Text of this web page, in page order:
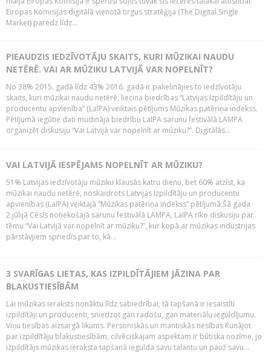
Eiropas Komisijas digitālā vienotā tirgus stratēģija (The Digital Single
Market) paredz līdz...
PIEAUDZIS IEDZĪVOTĀJU SKAITS, KURI MŪZIKAI NAUDU
NETĒRĒ. VAI AR MŪZIKU LATVIJĀ VAR NOPELNĪT?
No 38% 2015. gadā līdz 43% 2016. gadā ir palielinājies to iedzīvotāju
skaits, kuri mūzikai naudu netērē, liecina biedrības “Latvijas Izpildītāju un
producentu apvienība” (LaIPA) veiktais pētījums Mūzikas patēriņa indekss.
Pētījumā iegūtie dati mudināja biedrību LaIPA sarunu festivālā LAMPA
organizēt diskusiju “Vai Latvijā var nopelnīt ar mūziku?”. Digitālās...
VAI LATVIJĀ IESPĒJAMS NOPELNĪT AR MŪZIKU?
51% Latvijas iedzīvotāju mūziku klausās katru dienu, bet 60% atzīst, ka
mūzikai naudu netērē, noskaidrots Latvijas Izpildītāju un producentu
apvienības (LaIPA) veiktajā “Mūzikas patēriņa indekss” pētījumā.Šā gada
2.jūlijā Cēsīs notiekošajā sarunu festivālā LAMPA, LaIPA rīko diskusiju par
tēmu “Vai Latvijā var nopelnīt ar mūziku?”, kur kopā ar mūzikas industrijas
pārstāvjiem spriedīs par to, kā...
3 SVARĪGAS LIETAS, KAS IZPILDĪTĀJIEM JĀZINA PAR
BLAKUSTIESĪBĀM
Lai mūzikas ieraksts nonāktu līdz sabiedrībai, tā tapšanā ir iesaistīti
izpildītāji un producenti, sniedzot gan radošu, gan materiālu ieguldījumu.
Viņu tiesības aizsargā likums. Personiskās un mantiskās tiesības Runājot
par izpildītāju blakustiesībām, cilvēciskajam aspektam ir būtiska nozīme, jo
izpildītājs mūzikas ieraksta tapšanā iegulda savu talantu un pauž savu...